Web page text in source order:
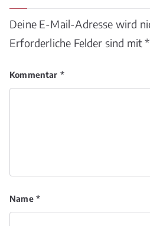
Deine E-Mail-Adresse wird
Erforderliche Felder sind mit*
Kommentar *
Name *